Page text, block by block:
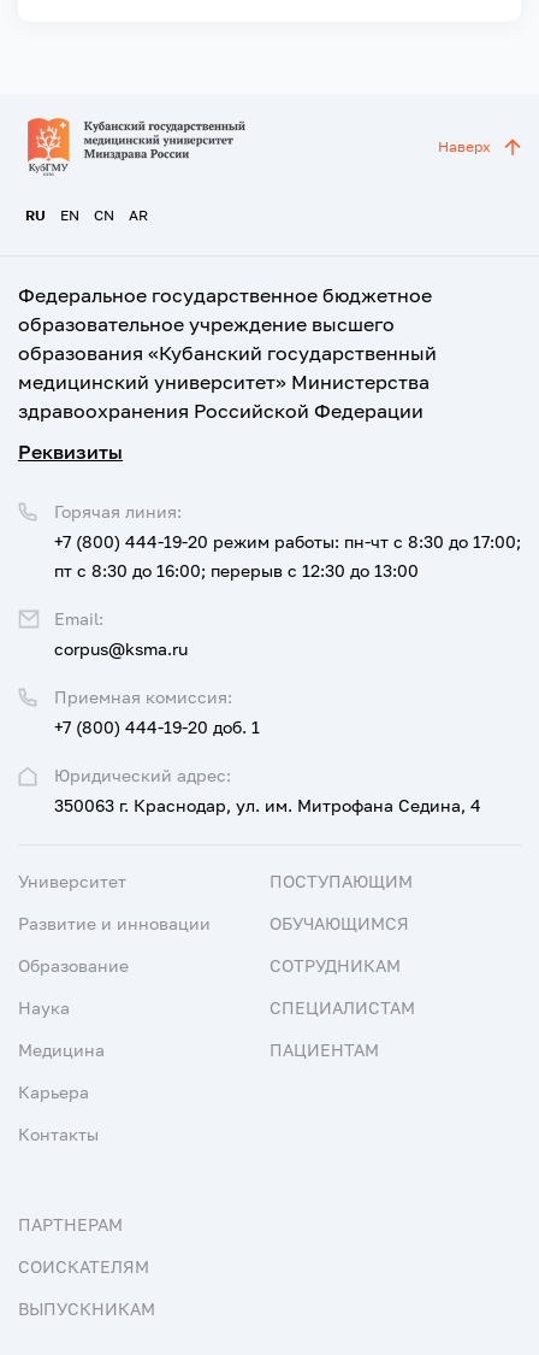
RU EN CN AR
Наверх
Федеральное государственное бюджетное
образовательное учреждение высшего
образования «Кубанский государственный
медицинский университет» Министерства
здравоохранения Российской Федерации
Реквизиты
Юридический адрес:
350063 г. Краснодар, ул. им. Митрофана Седина, 4
Приемная комиссия:
+7 (800) 444-19-20 доб. 1
Горячая линия:
+7 (800) 444-19-20 режим работы: пн-чт с 8:30 до 17:00;
пт с 8:30 до 16:00; перерыв с 12:30 до 13:00
Email:
corpus@ksma.ru
Университет
Развитие и инновации
Образование
Наука
Медицина
Карьера
Контакты
ПОСТУПАЮЩИМ
ОБУЧАЮЩИМСЯ
СОТРУДНИКАМ
СПЕЦИАЛИСТАМ
ПАЦИЕНТАМ
ПАРТНЕРАМ
СОИСКАТЕЛЯМ
ВЫПУСКНИКАМ